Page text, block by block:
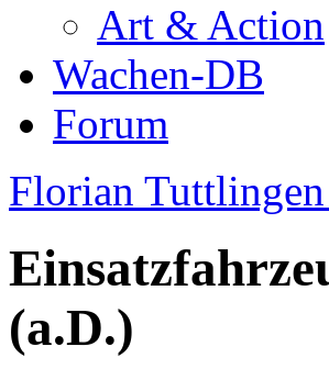
Art & Action
Wachen-DB
Forum
Florian
(a.D.)